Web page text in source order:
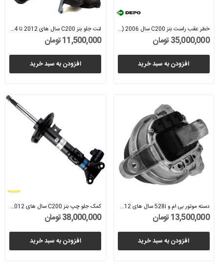
خطر عقب راست بنز C200 سال 2006 (دپو) - A2038202064
35,000,000 تومان
افزودن به سبد خرید
لنت جلو بنز C200 سال های 2012 تا 2014 (تکستار)...
11,500,000 تومان
افزودن به سبد خرید
دسته موتور بی ام و 528i سال های 2012 تا 2017...
13,500,000 تومان
افزودن به سبد خرید
کمک جلو چپ بنز C200 سال های 2012 تا 2014...
38,000,000 تومان
افزودن به سبد خرید